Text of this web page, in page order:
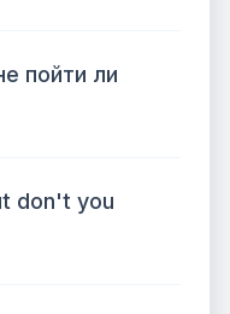
пойти ли
don't you